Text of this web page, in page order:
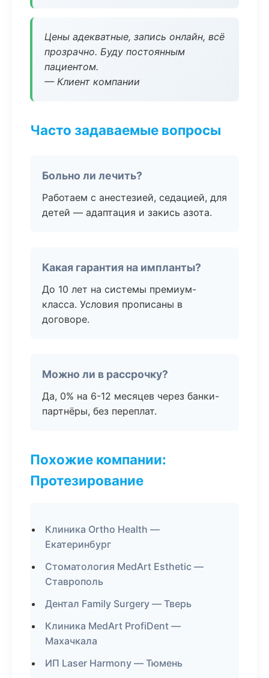
Цены адекватные, запись онлайн, всё
прозрачно. Буду постоянным
пациентом.
— Клиент компании
Часто задаваемые вопросы
Больно ли лечить?
Работаем с анестезией, седацией, для
детей — адаптация и закись азота.
Какая гарантия на импланты?
До 10 лет на системы премиум-
класса. Условия прописаны в
договоре.
Можно ли в рассрочку?
Да, 0% на 6-12 месяцев через банки-
партнёры, без переплат.
Похожие компании:
Протезирование
Клиника Ortho Health —
Екатеринбург
Стоматология MedArt Esthetic —
Ставрополь
Дентал Family Surgery — Тверь
Клиника MedArt ProfiDent —
Махачкала
ИП Laser Harmony — Тюмень